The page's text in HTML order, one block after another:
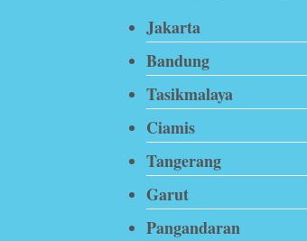
Jakarta
Bandung
Tasikmalaya
Ciamis
Tangerang
Garut
Pangandaran